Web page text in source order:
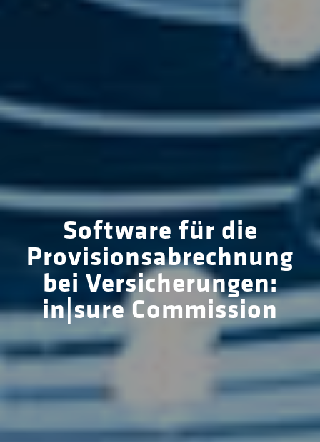
Software für die
Provisionsab­rechnung
bei Versicherungen:
in|sure Commission